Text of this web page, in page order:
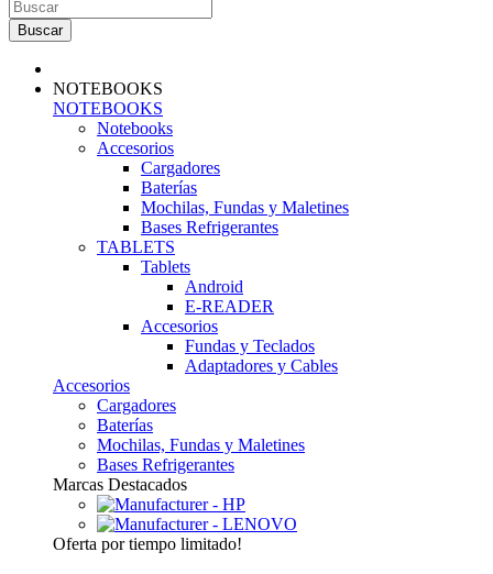
Buscar
NOTEBOOKS
NOTEBOOKS
Notebooks
Accesorios
Cargadores
Baterías
Mochilas, Fundas y Maletines
Bases Refrigerantes
TABLETS
Tablets
Android
E-READER
Accesorios
Fundas y Teclados
Adaptadores y Cables
Accesorios
Cargadores
Baterías
Mochilas, Fundas y Maletines
Bases Refrigerantes
Marcas Destacados
Oferta por tiempo limitado!